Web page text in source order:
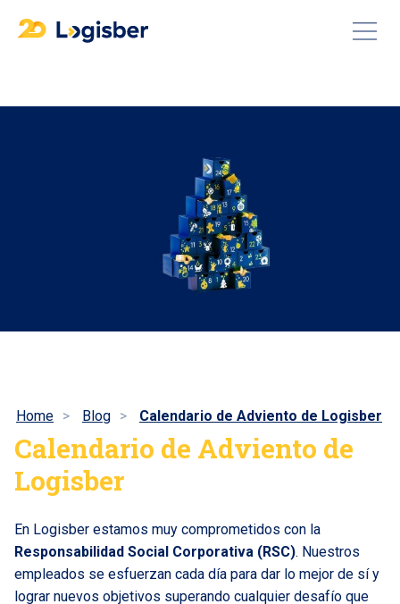
Home Blog Calendario de Adviento de Logisber
Calendario de Adviento de
Logisber
En Logisber estamos muy comprometidos con la
Responsabilidad Social Corporativa (RSC). Nuestros
empleados se esfuerzan cada día para dar lo mejor de sí y
lograr nuevos objetivos superando cualquier desafío que